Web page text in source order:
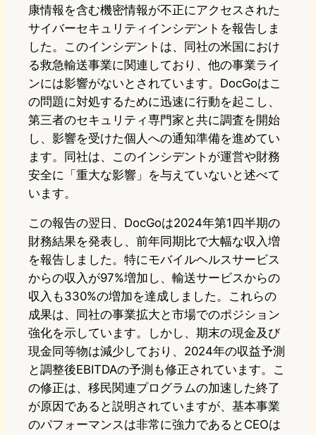
康情報を含む機密情報が不正にアクセスされた
サイバーセキュリティインシデントを報告しま
した。このインシデントは、同社の米国におけ
る救急輸送事業に関連しており、他の事業ライ
ンには影響がないとされています。DocGoはこ
の問題に対処するために迅速に行動を起こし、
第三者のセキュリティ専門家と共に調査を開始
し、影響を受けた個人への通知準備を進めてい
ます。同社は、このインシデントが運営や財務
安全に「重大な影響」を与えていないと述べて
います。
この報告の翌日、DocGoは2024年第1四半期の
財務結果を発表し、前年同期比で大幅な収入増
を報告しました。特にモバイルヘルスサービス
からの収入が97%増加し、輸送サービスからの
収入も330%の増加を達成しました。これらの
成果は、同社の事業拡大と市場でのポジション
強化を示しています。しかし、期末の現金及び
現金同等物は減少しており、2024年の収益予測
と調整後EBITDAの予測も修正されています。こ
の修正は、移民関連プログラムの加速した終了
が原因であると説明されていますが、基本事業
のパフォーマンスは非常に強力であるとCEOは